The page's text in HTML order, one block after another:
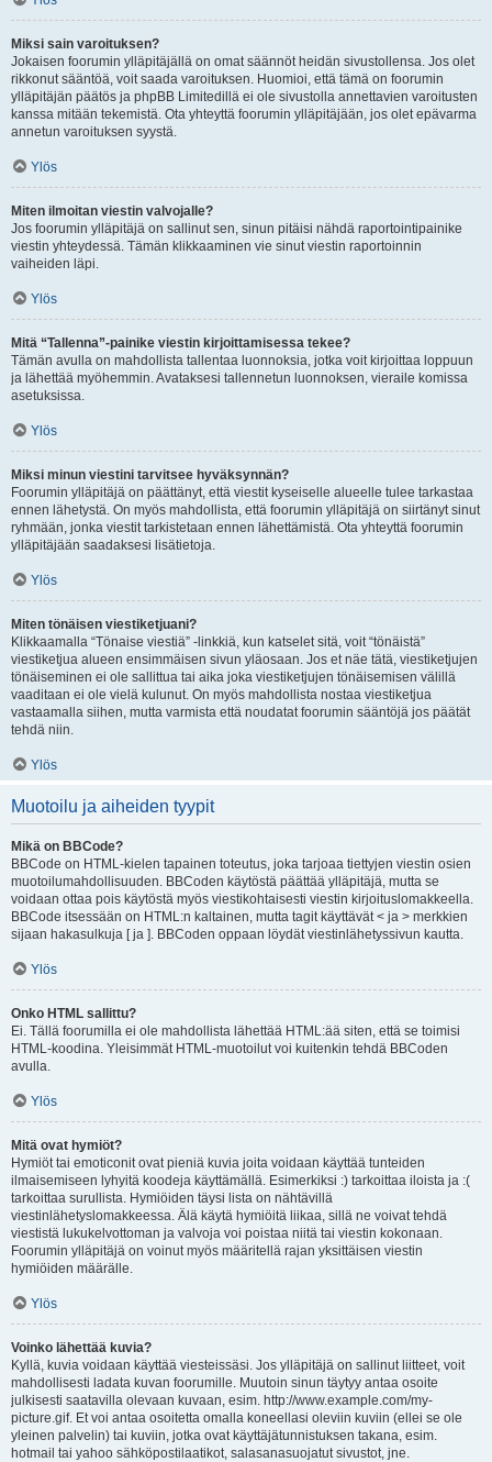
Miksi sain varoituksen?
Jokaisen foorumin ylläpitäjällä on omat säännöt heidän sivustollensa. Jos olet
rikkonut sääntöä, voit saada varoituksen. Huomioi, että tämä on foorumin
ylläpitäjän päätös ja phpBB Limitedillä ei ole sivustolla annettavien varoitusten
kanssa mitään tekemistä. Ota yhteyttä foorumin ylläpitäjään, jos olet epävarma
annetun varoituksen syystä.
Ylös
Miten ilmoitan viestin valvojalle?
Jos foorumin ylläpitäjä on sallinut sen, sinun pitäisi nähdä raportointipainike
viestin yhteydessä. Tämän klikkaaminen vie sinut viestin raportoinnin
vaiheiden läpi.
Ylös
Mitä “Tallenna”-painike viestin kirjoittamisessa tekee?
Tämän avulla on mahdollista tallentaa luonnoksia, jotka voit kirjoittaa loppuun
ja lähettää myöhemmin. Avataksesi tallennetun luonnoksen, vieraile komissa
asetuksissa.
Ylös
Miksi minun viestini tarvitsee hyväksynnän?
Foorumin ylläpitäjä on päättänyt, että viestit kyseiselle alueelle tulee tarkastaa
ennen lähetystä. On myös mahdollista, että foorumin ylläpitäjä on siirtänyt sinut
ryhmään, jonka viestit tarkistetaan ennen lähettämistä. Ota yhteyttä foorumin
ylläpitäjään saadaksesi lisätietoja.
Ylös
Miten tönäisen viestiketjuani?
Klikkaamalla “Tönaise viestiä” -linkkiä, kun katselet sitä, voit “tönäistä”
viestiketjua alueen ensimmäisen sivun yläosaan. Jos et näe tätä, viestiketjujen
tönäiseminen ei ole sallittua tai aika joka viestiketjujen tönäisemisen välillä
vaaditaan ei ole vielä kulunut. On myös mahdollista nostaa viestiketjua
vastaamalla siihen, mutta varmista että noudatat foorumin sääntöjä jos päätät
tehdä niin.
Ylös
Muotoilu ja aiheiden tyypit
Mikä on BBCode?
BBCode on HTML-kielen tapainen toteutus, joka tarjoaa tiettyjen viestin osien
muotoilumahdollisuuden. BBCoden käytöstä päättää ylläpitäjä, mutta se
voidaan ottaa pois käytöstä myös viestikohtaisesti viestin kirjoituslomakkeella.
BBCode itsessään on HTML:n kaltainen, mutta tagit käyttävät < ja > merkkien
sijaan hakasulkuja [ ja ]. BBCoden oppaan löydät viestinlähetyssivun kautta.
Ylös
Onko HTML sallittu?
Ei. Tällä foorumilla ei ole mahdollista lähettää HTML:ää siten, että se toimisi
HTML-koodina. Yleisimmät HTML-muotoilut voi kuitenkin tehdä BBCoden
avulla.
Ylös
Mitä ovat hymiöt?
Hymiöt tai emoticonit ovat pieniä kuvia joita voidaan käyttää tunteiden
ilmaisemiseen lyhyitä koodeja käyttämällä. Esimerkiksi :) tarkoittaa iloista ja :(
tarkoittaa surullista. Hymiöiden täysi lista on nähtävillä
viestinlähetyslomakkeessa. Älä käytä hymiöitä liikaa, sillä ne voivat tehdä
viestistä lukukelvottoman ja valvoja voi poistaa niitä tai viestin kokonaan.
Foorumin ylläpitäjä on voinut myös määritellä rajan yksittäisen viestin
hymiöiden määrälle.
Ylös
Voinko lähettää kuvia?
Kyllä, kuvia voidaan käyttää viesteissäsi. Jos ylläpitäjä on sallinut liitteet, voit
mahdollisesti ladata kuvan foorumille. Muutoin sinun täytyy antaa osoite
julkisesti saatavilla olevaan kuvaan, esim. http://www.example.com/my-
picture.gif. Et voi antaa osoitetta omalla koneellasi oleviin kuviin (ellei se ole
yleinen palvelin) tai kuviin, jotka ovat käyttäjätunnistuksen takana, esim.
hotmail tai yahoo sähköpostilaatikot, salasanasuojatut sivustot, jne.